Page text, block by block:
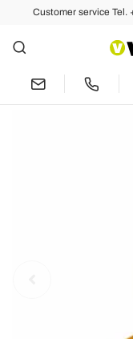
Customer service Tel.
Back
In-